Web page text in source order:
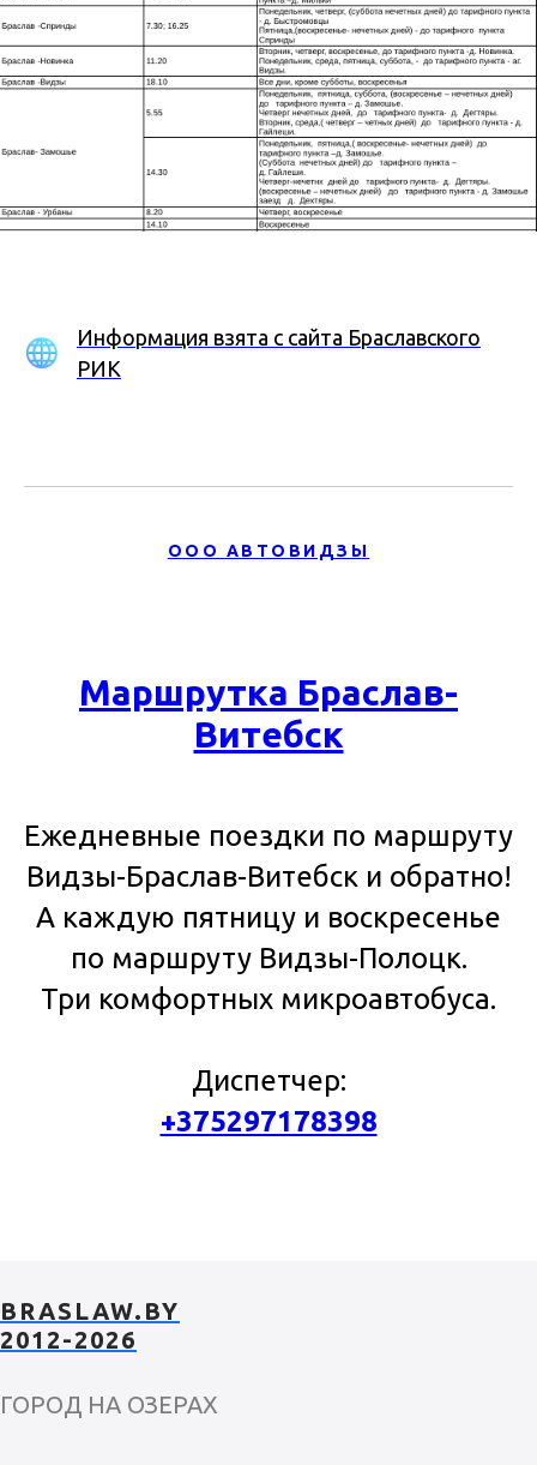
Информация взята с сайта Браславского
РИК
ООО АВТОВИДЗЫ
Маршрутка Браслав-
Витебск
Ежедневные поездки по маршруту
Видзы-Браслав-Витебск и обратно!
А каждую пятницу и воскресенье
по маршруту Видзы-Полоцк.
Три комфортных микроавтобуса.
Диспетчер:
+375297178398
BRASLAW.BY
2012-2026
ГОРОД НА ОЗЕРАХ